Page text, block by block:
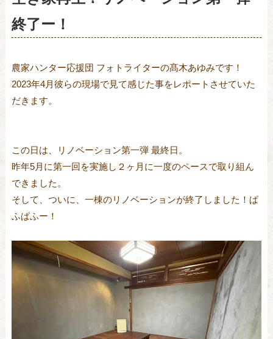
終了ー！
農家ハンター応援団 フォトライターの髙木あゆみです！
2023年4月彼らの現場で見て感じた事をレポートさせていた
だきます。
この日は、リノベーション第一弾 最終日。
昨年5月に第一回を実施し２ヶ月に一度のペースで取り組ん
できました。
そして、ついに、一棟のリノベーションが終了しました！ぱ
ふぱふー！